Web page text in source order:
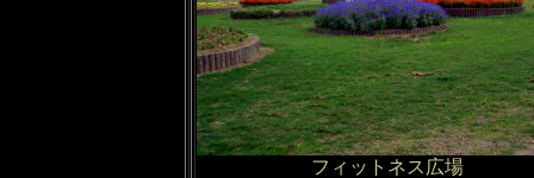
フィットネス広場